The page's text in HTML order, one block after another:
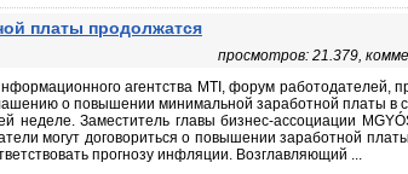
платы продолжатся
просмотров: 21.379,
агентства MTI, форум работодателей,
о повышении минимальной заработной платы в
неделе. Заместитель главы бизнес-ассоциации
могут договориться о повышении заработной
прогнозу инфляции. Возглавляющий ...